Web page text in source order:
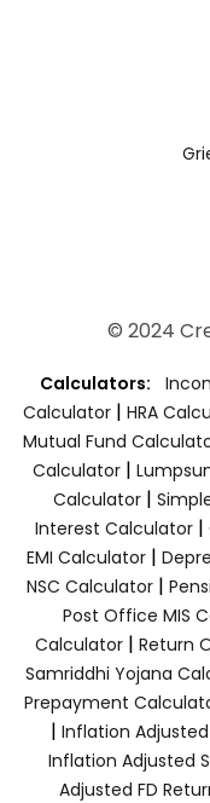
© 2024
Calculators:
Calculator | HRA
Mutual Fund
Calculator |
Calculator|
Interest Calculator|
EMI Calculator|
NSC Calculator|
Post Office MIS
Calculator| Return
Samriddhi Yojana
Prepayment
| Inflation
Inflation Adjusted
Adjusted FD